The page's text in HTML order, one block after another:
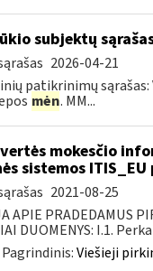
subjektų
2026-04-21
patikrinimų
mėn. MM...
mokesčio
sistemos
2021-08-25
APIE PRADEDAMUS
DUOMENYS: I.1.
Pagrindinis:Viešieji